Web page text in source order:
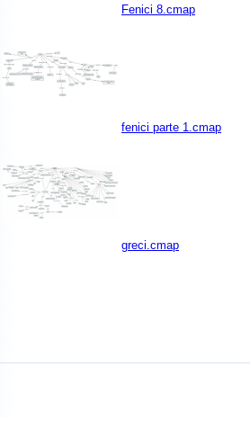
Fenici 8.cmap
fenici parte 1.cmap
greci.cmap